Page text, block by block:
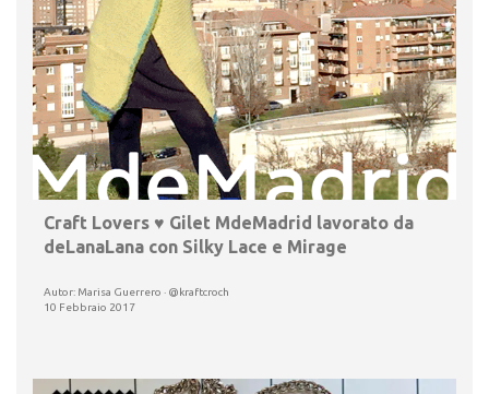
Craft Lovers ♥ Gilet MdeMadrid lavorato da
deLanaLana con Silky Lace e Mirage
Autor: Marisa Guerrero · @kraftcroch
10 Febbraio 2017